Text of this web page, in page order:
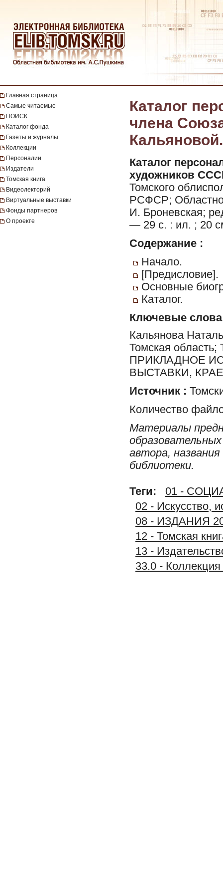
Главная страница
Самые читаемые
ПОИСК
Каталог фонда
Газеты и журналы
Коллекции
Персоналии
Издатели
Томская книга
Видеолекторий
Виртуальные выставки
Фонды партнеров
О проекте
Каталог
члена
Каталог
художников
Томского
РСФСР;
И. Броневская;
— 29 с. : ил. ; 20
Содержание :
Начало.
[Предисловие].
Основные
Каталог.
Ключевые слова
Кальянова
Томская
ПРИКЛАДНОЕ
ВЫСТАВКИ,
Источник :
Количество
Материалы
автора,
библиотеки.
Теги:
01 -
02 - Искусство,
08 - ИЗДАНИЯ
12 - Томская
13 -
33.0 -